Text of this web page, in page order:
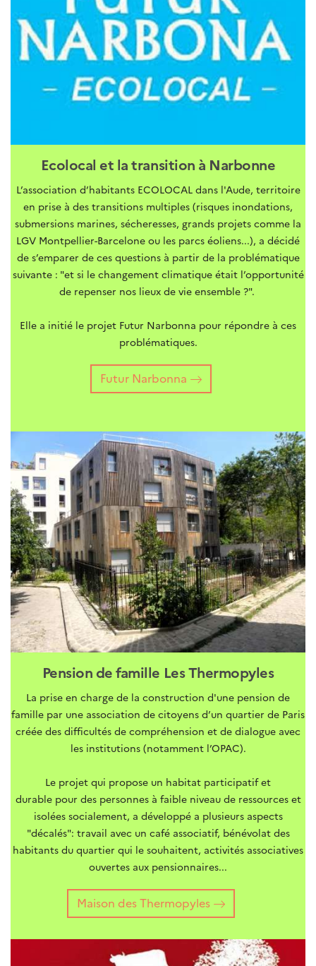
Ecolocal et la transition à Narbonne
L’association d’habitants ECOLOCAL dans l'Aude, territoire
en prise à des transitions multiples (risques inondations,
submersions marines, sécheresses, grands projets comme la
LGV Montpellier-Barcelone ou les parcs éoliens...), a décidé
de s’emparer de ces questions à partir de la problématique
suivante : "et si le changement climatique était l’opportunité
de repenser nos lieux de vie ensemble ?".
Elle a initié le projet Futur Narbonna pour répondre à ces
problématiques.
Futur Narbonna
Pension de famille Les Thermopyles
La prise en charge de la construction d'une pension de
famille par une association de citoyens d’un quartier de Paris
créée des difficultés de compréhension et de dialogue avec
les institutions (notamment l’OPAC).
Le projet qui propose un habitat participatif et
durable pour des personnes à faible niveau de ressources et
isolées socialement, a développé a plusieurs aspects
"décalés": travail avec un café associatif, bénévolat des
habitants du quartier qui le souhaitent, activités associatives
ouvertes aux pensionnaires...
Maison des Thermopyles